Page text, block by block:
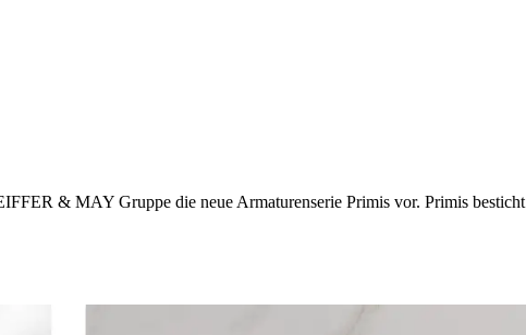
& MAY Gruppe die neue Armaturenserie Primis vor. Primis